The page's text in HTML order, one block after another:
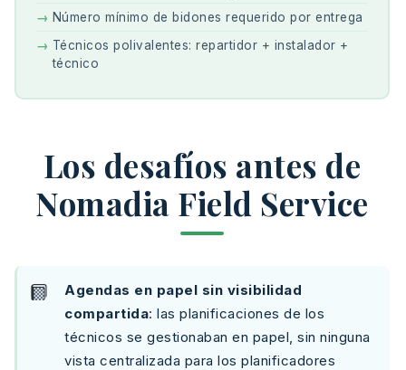
Número mínimo de bidones requerido por entrega
Técnicos polivalentes: repartidor + instalador +
técnico
Los desafíos antes de
Nomadia Field Service
Agendas en papel sin visibilidad
compartida: las planificaciones de los
técnicos se gestionaban en papel, sin ninguna
vista centralizada para los planificadores